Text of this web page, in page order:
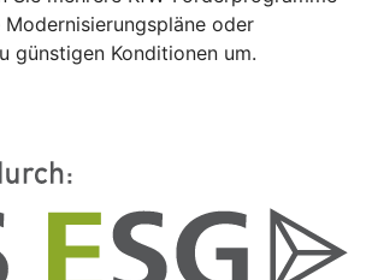
Modernisierungspläne oder
günstigen Konditionen um.